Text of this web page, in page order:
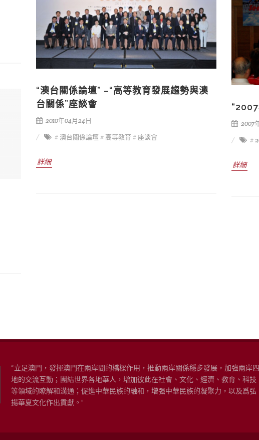
“澳台關係論壇” –“高等教育發展趨勢與澳
台關係”座談會
2010年04月24日
# 澳台關係論壇 # 高等教育 # 座談會
詳細
2007
#
詳細
“立足澳門，發揮澳門在兩岸間的橋樑作用，推動兩岸關係穩步發展，加強兩岸四
地的交流互動；團結世界各地華人，增加彼此在社會、文化、經濟、教育、科技
等領域的瞭解和溝通；促進中華民族的融和，增强中華民族的凝聚力，以及爲弘
揚華夏文化作出貢獻。”